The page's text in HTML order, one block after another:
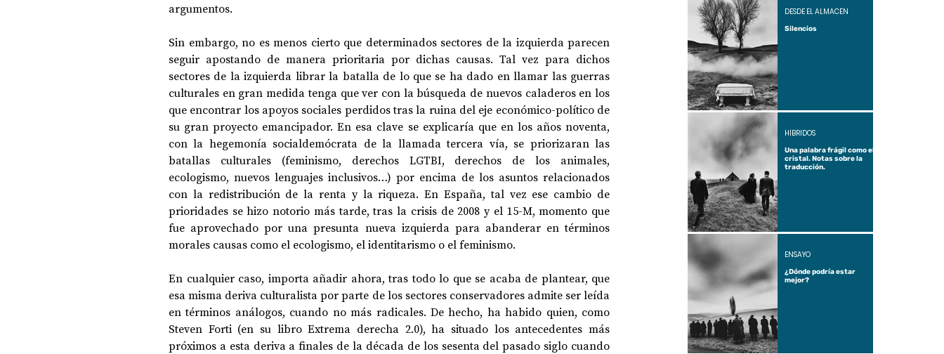
argumentos.
Sin embargo, no es menos cierto que determinados sectores de la izquierda parecen
seguir apostando de manera prioritaria por dichas causas. Tal vez para dichos
sectores de la izquierda librar la batalla de lo que se ha dado en llamar las guerras
culturales en gran medida tenga que ver con la búsqueda de nuevos caladeros en los
que encontrar los apoyos sociales perdidos tras la ruina del eje económico-político de
su gran proyecto emancipador. En esa clave se explicaría que en los años noventa,
con la hegemonía socialdemócrata de la llamada tercera vía, se priorizaran las
batallas culturales (feminismo, derechos LGTBI, derechos de los animales,
ecologismo, nuevos lenguajes inclusivos…) por encima de los asuntos relacionados
con la redistribución de la renta y la riqueza. En España, tal vez ese cambio de
prioridades se hizo notorio más tarde, tras la crisis de 2008 y el 15-M, momento que
fue aprovechado por una presunta nueva izquierda para abanderar en términos
morales causas como el ecologismo, el identitarismo o el feminismo.
En cualquier caso, importa añadir ahora, tras todo lo que se acaba de plantear, que
esa misma deriva culturalista por parte de los sectores conservadores admite ser leída
en términos análogos, cuando no más radicales. De hecho, ha habido quien, como
Steven Forti (en su libro Extrema derecha 2.0), ha situado los antecedentes más
próximos a esta deriva a finales de la década de los sesenta del pasado siglo cuando
Silencios
DESDE EL ALMACÉN
Una palabra frágil como el
cristal. Notas sobre la
traducción.
HÍBRIDOS
¿Dónde podría estar
mejor?
ENSAYO